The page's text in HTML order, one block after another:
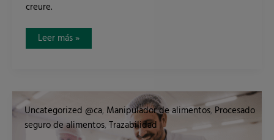
creure.
Leer más »
Uncategorized @ca, Manipulador de alimentos, Procesado
seguro de alimentos, Trazabilidad
Seguretat
així
ha
de